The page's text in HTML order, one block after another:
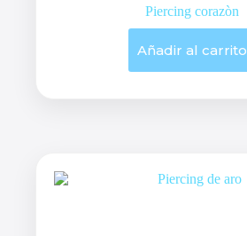
Piercing corazòn
Añadir al carrito